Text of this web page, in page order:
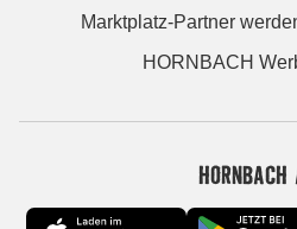
Marktplatz-Partner
HORNBACH